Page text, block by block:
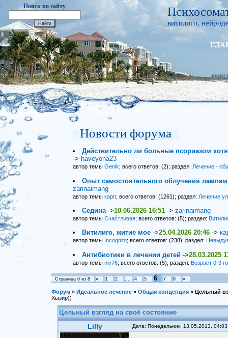
Поиск по сайту
витилиго,
Новости форума
Действительно ли больные псориазом
-> haveyona23
автор темы Genik; всего ответов: (2); раздел: Лечение -
Опыт самостоятельного облучения
zarinaimang
автор темы карп; всего ответов: (1261); раздел: Лечение
Седина ->10.06.2026 16:51 ->zarinaimang
автор темы Счастливая; всего ответов: (5); раздел:
Витилиго, житие мое ->25.04.2026 20:46 ->
автор темы Incognito; всего ответов: (238); раздел:
Антибиотики в лечении детей ->28.03.2025
автор темы niv76; всего ответов: (5); раздел: Возраст 0-3
Страница 6 из 8 « 1 2 … 4 5 6 7 8 »
Форум » Идеальное лечение » Общая концепция » Цельный
Хызир))
Цельный взгляд на своё состояние
Lilly Дата: Понедельник, 13.05.2013,